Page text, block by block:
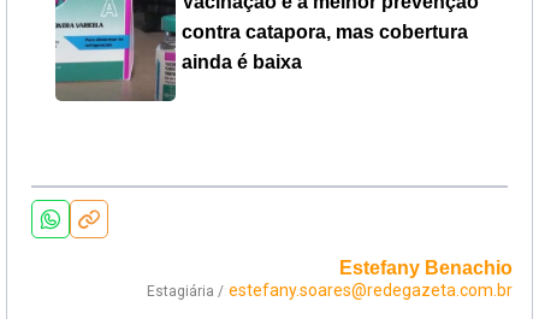
contra catapora, mas cobertura
ainda é baixa
Estefany Benachio
Estagiária / estefany.soares@redegazeta.com.br